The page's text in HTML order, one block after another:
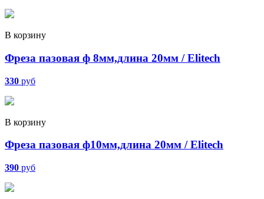
В корзину
Фреза пазовая ф 8мм,длина 20мм / Elitech
330 руб
В корзину
Фреза пазовая ф10мм,длина 20мм / Elitech
390 руб